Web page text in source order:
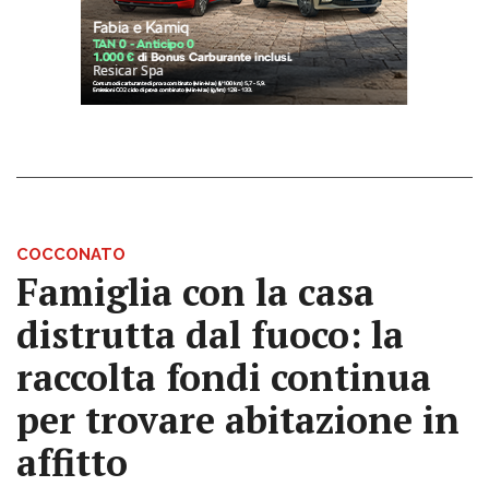
COCCONATO
Famiglia con la casa
distrutta dal fuoco: la
raccolta fondi continua
per trovare abitazione in
affitto